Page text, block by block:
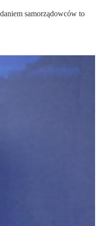
samorządowców to